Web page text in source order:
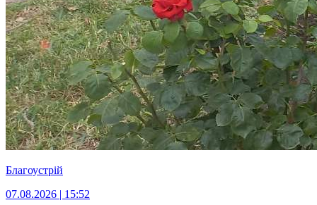
Благоустрій
07.08.2026 | 15:52